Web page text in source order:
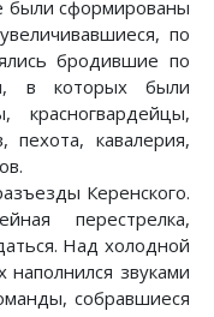
были сформированы
по
бродившие по
в которых были
красногвардейцы,
пехота, кавалерия,
Керенского.
перестрелка,
Над холодной
звуками
собравшиеся